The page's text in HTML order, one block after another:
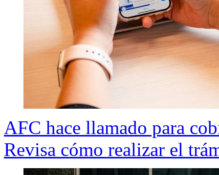
AFC hace llamado para
Revisa cómo realizar el